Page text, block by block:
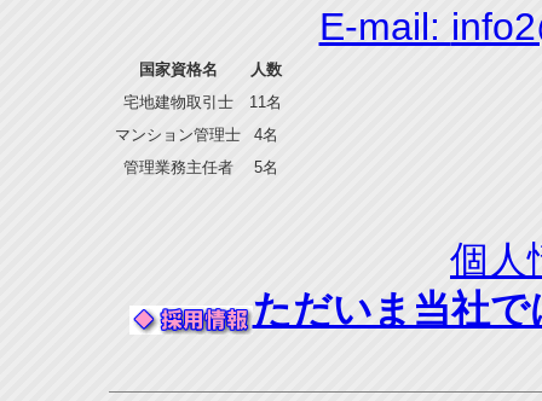
E-mail:
国家資格名
人数
宅地建物取引士
11名
マンション管理士
4名
管理業務主任者
5名
個人
ただいま当社